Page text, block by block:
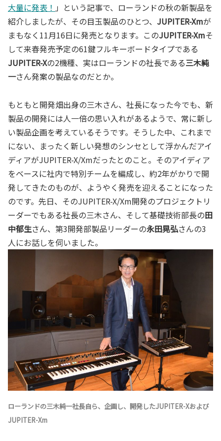
大量に発表！ 」という記事で、ローランドの秋の新製品を
紹介しましたが、その目玉製品のひとつ、 JUPITER-Xmが
まもなく11月16日に発売となります。このJUPITER-Xmそ
して来春発売予定の61鍵フルキーボードタイプである
JUPITER-Xの2機種、実はローランドの社長である三木純
一さん発案の製品なのだとか。
もともと開発畑出身の三木さん、社長になった今でも、新
製品の開発には人一倍の思い入れがあるようで、常に新し
い製品企画を考えているそうです。そうした中、これまで
にない、まったく新しい発想のシンセとして浮かんだアイ
ディアがJUPITER-X/Xmだったとのこと。そのアイディア
をベースに社内で特別チームを編成し、約2年がかりで開
発してきたのものが、ようやく発売を迎えることになった
のです。先日、そのJUPITER-X/Xm開発のプロジェクトリ
ーダーでもある社長の三木さん、そして基礎技術部長の田
中郁生さん、第3開発部製品リーダーの永田晃弘さんの3
人にお話しを伺いました。
ローランドの三木純一社長自ら、企画し、開発したJUPITER-Xおよび
JUPITER-Xm